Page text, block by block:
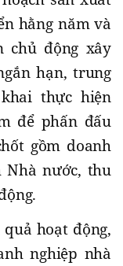
hằng năm và
chủ động xây
hạn, trung
thực hiện
để phấn đấu
gồm doanh
Nhà nước, thu
hoạt động,
nghiệp nhà